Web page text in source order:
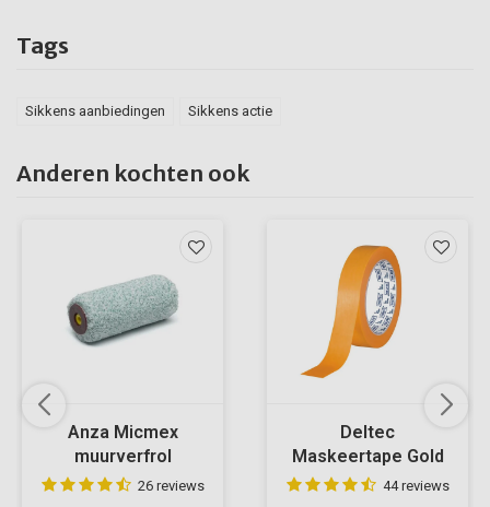
Tags
Sikkens aanbiedingen Sikkens actie
Anderen kochten ook
Anza Micmex
muurverfrol
26 reviews
Deltec
Maskeertape Gold
44 reviews